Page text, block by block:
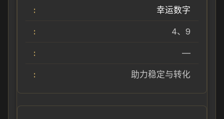
幸运数字
4、9
—
助力稳定与转化